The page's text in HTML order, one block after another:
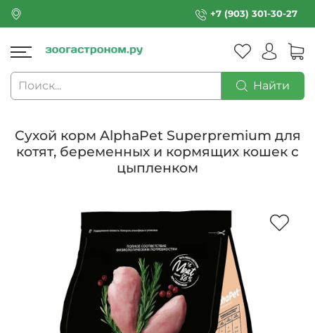
+7 (903) 301-30-27
Найти
Сухой корм AlphaPet Superpremium для
котят, беременных и кормящих кошек с
цыпленком